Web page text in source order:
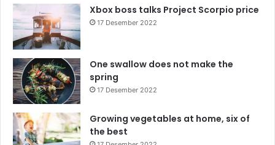
Xbox boss talks Project Scorpio price
17 Desember 2022
One swallow does not make the
spring
17 Desember 2022
Growing vegetables at home, six of
the best